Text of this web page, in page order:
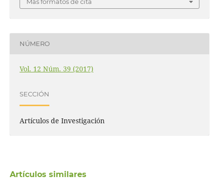
NÚMERO
Vol. 12 Núm. 39 (2017)
SECCIÓN
Artículos de Investigación
Artículos similares